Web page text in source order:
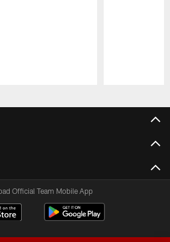
Official Team Mobile App